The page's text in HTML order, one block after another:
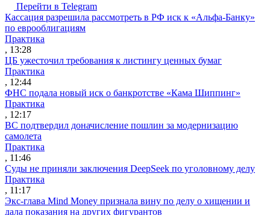
Перейти в Telegram
Кассация разрешила рассмотреть в РФ иск к «Альфа-Банку»
по еврооблигациям
Практика
, 13:28
ЦБ ужесточил требования к листингу ценных бумаг
Практика
, 12:44
ФНС подала новый иск о банкротстве «Кама Шиппинг»
Практика
, 12:17
ВС подтвердил доначисление пошлин за модернизацию
самолета
Практика
, 11:46
Суды не приняли заключения DeepSeek по уголовному делу
Практика
, 11:17
Экс-глава Mind Money признала вину по делу о хищении и
дала показания на других фигурантов